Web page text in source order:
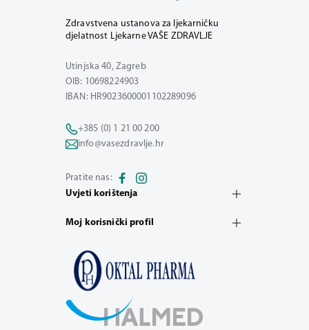
Zdravstvena ustanova za ljekarničku
djelatnost Ljekarne VAŠE ZDRAVLJE
Utinjska 40, Zagreb
OIB: 10698224903
IBAN: HR9023600001102289096
+385 (0) 1 21 00 200
info@vasezdravlje.hr
Pratite nas:
Uvjeti korištenja
Moj korisnički profil